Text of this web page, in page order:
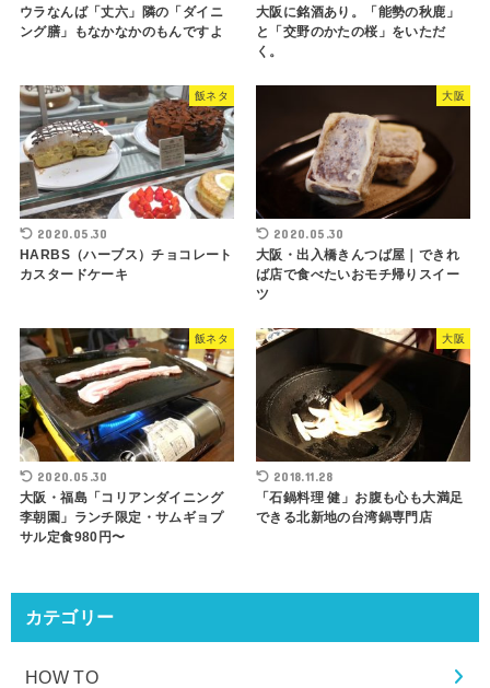
ウラなんば「丈六」隣の「ダイニ
ング膳」もなかなかのもんですよ
大阪に銘酒あり。「能勢の秋鹿」
と「交野のかたの桜」をいただ
く。
飯ネタ
2020.05.30
HARBS（ハーブス）チョコレート
カスタードケーキ
大阪
2020.05.30
大阪・出入橋きんつば屋｜できれ
ば店で食べたいおモチ帰りスイー
ツ
飯ネタ
2020.05.30
大阪・福島「コリアンダイニング
李朝園」ランチ限定・サムギョプ
サル定食980円〜
大阪
2018.11.28
「石鍋料理 健」お腹も心も大満足
できる北新地の台湾鍋専門店
カテゴリー
HOW TO